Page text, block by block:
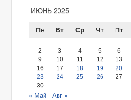
ИЮНЬ 2025
Пн
Вт Ср Чт Пт
2
3 4 5 6
9
10 11 12 13
16
17 18 19 20
23
24 25 26 27
30
« Май Авг »